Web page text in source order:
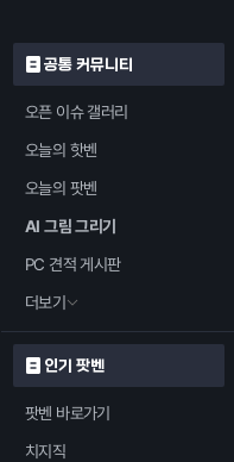
공통 커뮤니티
오픈 이슈 갤러리
오늘의 핫벤
오늘의 팟벤
AI 그림 그리기
PC 견적 게시판
더보기
인기 팟벤
팟벤 바로가기
치지직